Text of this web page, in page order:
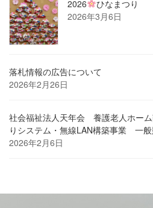
2026
ひなまつり
2026年3月6日
落札情報の広告について
2026年2月26日
社会福祉法人天年会 養護老人ホー
りシステム・無線LAN構築事業 一
2026年2月6日